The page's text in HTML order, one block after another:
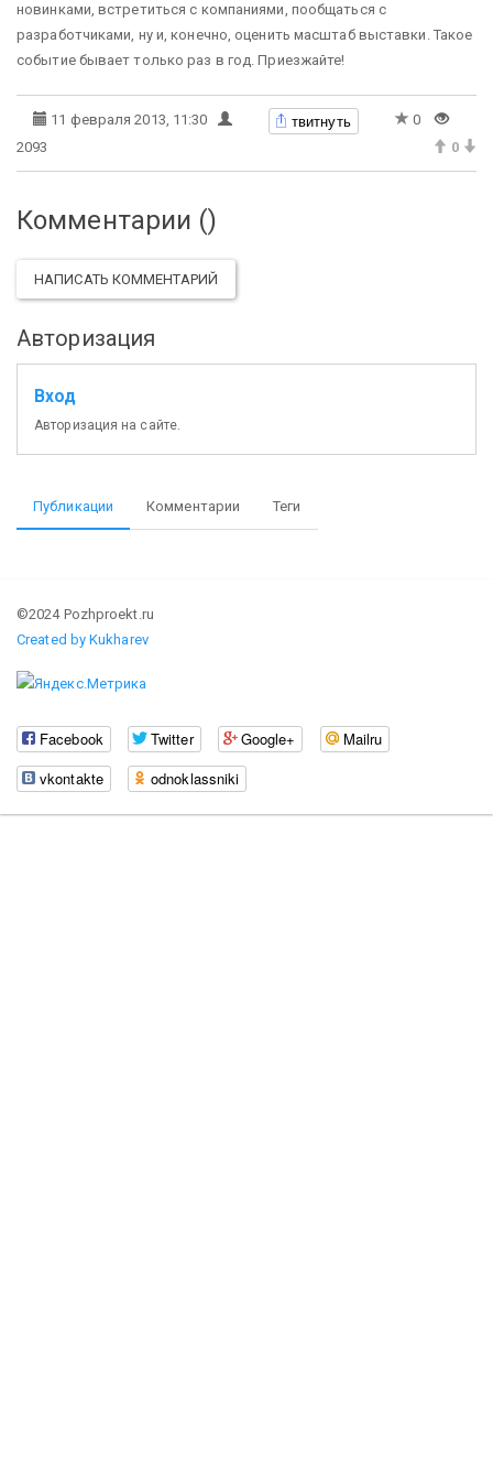
новинками, встретиться с компаниями, пообщаться с
разработчиками, ну и, конечно, оценить масштаб выставки. Такое
событие бывает только раз в год. Приезжайте!
11 февраля 2013, 11:30 твитнуть
0
2093
0
Комментарии ()
НАПИСАТЬ КОММЕНТАРИЙ
Авторизация
Вход
Авторизация на сайте.
Публикации Комментарии Теги
©2024 Pozhproekt.ru
Created by Kukharev
Facebook Twitter Google+
Mailru
vkontakte
odnoklassniki